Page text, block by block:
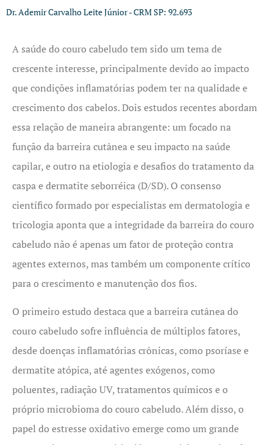
Dr. Ademir Carvalho Leite Júnior - CRM SP: 92.693
A saúde do couro cabeludo tem sido um tema de
crescente interesse, principalmente devido ao impacto
que condições inflamatórias podem ter na qualidade e
crescimento dos cabelos. Dois estudos recentes abordam
essa relação de maneira abrangente: um focado na
função da barreira cutânea e seu impacto na saúde
capilar, e outro na etiologia e desafios do tratamento da
caspa e dermatite seborréica (D/SD). O consenso
científico formado por especialistas em dermatologia e
tricologia aponta que a integridade da barreira do couro
cabeludo não é apenas um fator de proteção contra
agentes externos, mas também um componente crítico
para o crescimento e manutenção dos fios.
O primeiro estudo destaca que a barreira cutânea do
couro cabeludo sofre influência de múltiplos fatores,
desde doenças inflamatórias crônicas, como psoríase e
dermatite atópica, até agentes exógenos, como
poluentes, radiação UV, tratamentos químicos e o
próprio microbioma do couro cabeludo. Além disso, o
papel do estresse oxidativo emerge como um grande